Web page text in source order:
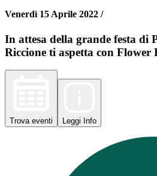
Venerdì 15 Aprile 2022 /
In attesa della grande festa di
Riccione ti aspetta con Flower
Trova eventi Leggi Info